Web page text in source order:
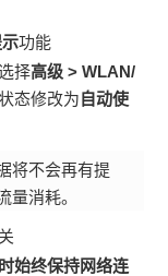
功能
择高级 >WLAN/
态修改为自动使
将不会再有提
量消耗。
始终保持网络连